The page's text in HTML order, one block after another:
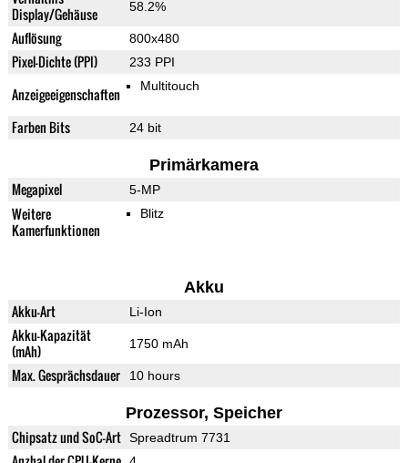
Display/Gehäuse
58.2%
Auflösung 800x480
Pixel-Dichte (PPI) 233 PPI
Anzeigeeigenschaften Multitouch
Farben Bits 24 bit
Primärkamera
Megapixel 5-MP
Weitere
Kamerfunktionen
Blitz
Akku
Akku-Art Li-Ion
Akku-Kapazität
(mAh)
1750 mAh
Max. Gesprächsdauer 10 hours
Prozessor, Speicher
Chipsatz und SoC-Art Spreadtrum 7731